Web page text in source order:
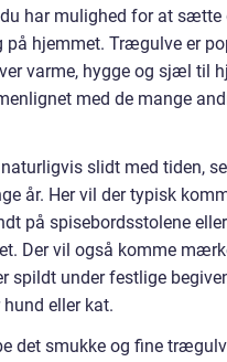
har mulighed for at sætte
på hjemmet. Trægulve er
varme, hygge og sjæl til
med de mange
slidt med tiden,
år. Her vil der typisk
på spisebordsstolene
Der vil også komme
spildt under festlige
eller kat.
det smukke og fine